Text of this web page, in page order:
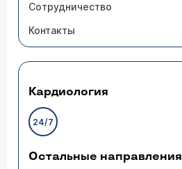
Сотрудничество
Контакты
Кардиология
24/7
Остальные направления